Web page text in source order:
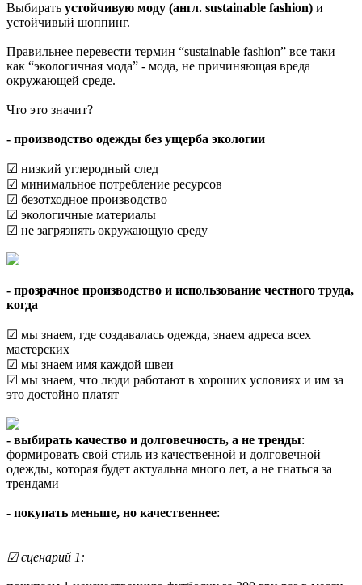
Выбирать устойчивую моду (англ. sustainable fashion) и
устойчивый шоппинг.
Правильнее перевести термин “sustainable fashion” все таки
как “экологичная мода” - мода, не причиняющая вреда
окружающей среде.
Что это значит?
- производство одежды без ущерба экологии
☑ низкий углеродный след
☑ минимальное потребление ресурсов
☑ безотходное производство
☑ экологичные материалы
☑ не загрязнять окружающую среду
- прозрачное производство и использование честного труда,
когда
☑ мы знаем, где создавалась одежда, знаем адреса всех
мастерских
☑ мы знаем имя каждой швеи
☑ мы знаем, что люди работают в хороших условиях и им за
это достойно платят
- выбирать качество и долговечность, а не тренды:
формировать свой стиль из качественной и долговечной
одежды, которая будет актуальна много лет, а не гнаться за
трендами
- покупать меньше, но качественнее:
☑ сценарий 1: